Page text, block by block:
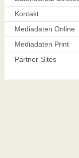
Kontakt
Mediadaten Online
Mediadaten Print
Partner-Sites